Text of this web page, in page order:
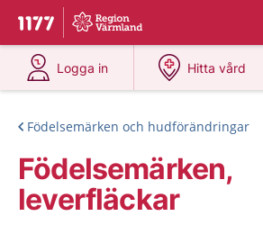
Till startsidan för 1177
Du har valt region
Logga in
på 1177.se
Hitta vård
på 1177.se
Födelsemärken och hudförändringar
Födelsemärken,
leverfläckar